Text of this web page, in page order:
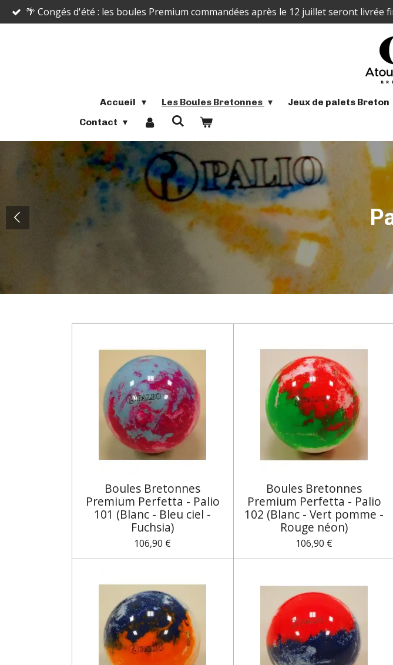
Passer
au
🌴 Congés d'été : les boules Premium commandées après le 12 juillet seront livrée
Accueil Les Boules Bretonnes Jeux de palets Breton
Contact
Boules Bretonnes
Premium Perfetta - Palio
101 (Blanc - Bleu ciel -
Fuchsia)
106,90 €
Boules Bretonnes
Premium Perfetta - Palio
102 (Blanc - Vert pomme -
Rouge néon)
106,90 €